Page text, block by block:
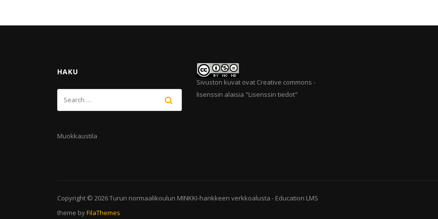
HAKU
Muokkaustila
Sivuston kuvat ovat Creative commons -
lisenssin alaisia "Lisenssin tiedot"
Copyright © 2026Turun normaalikoulun MINKKI-hankkeen verkkoalusta - Education LMS
theme byFilaThemes